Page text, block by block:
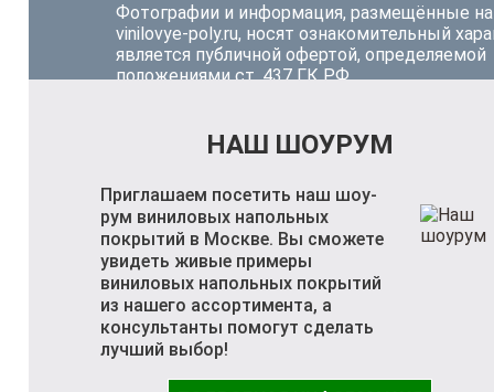
Фотографии и информация, размещённые на
vinilovye-poly.ru, носят ознакомительный
является публичной офертой, определяемой
положениями ст. 437 ГК РФ.
НАШ ШОУРУМ
Приглашаем посетить наш шоу-
рум виниловых напольных
покрытий в Москве. Вы сможете
увидеть живые примеры
виниловых напольных покрытий
из нашего ассортимента, а
консультанты помогут сделать
лучший выбор!